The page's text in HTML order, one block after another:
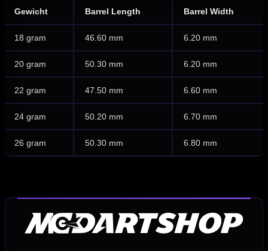
Gewicht Barrel Length Barrel Width
18 gram 46.60 mm 6.20 mm
20 gram 50.30 mm 6.20 mm
22 gram 47.50 mm 6.60 mm
24 gram 50.20 mm 6.70 mm
26 gram 50.30 mm 6.80 mm